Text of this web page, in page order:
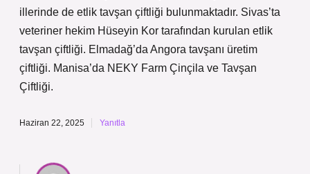
illerinde de etlik tavşan çiftliği bulunmaktadır. Sivas’ta
veteriner hekim Hüseyin Kor tarafından kurulan etlik
tavşan çiftliği. Elmadağ’da Angora tavşanı üretim
çiftliği. Manisa’da NEKY Farm Çinçila ve Tavşan
Çiftliği.
Haziran 22, 2025 Yanıtla